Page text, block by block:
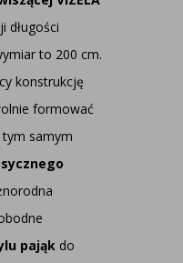
długości
to 200 cm.
konstrukcję
formować
tym samym
pająk do